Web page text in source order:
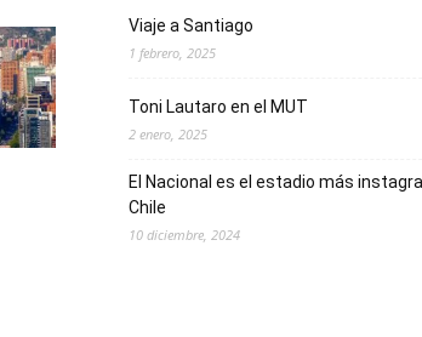
Viaje a Santiago
1 febrero, 2025
Toni Lautaro en el MUT
2 enero, 2025
El Nacional es el estadio más
Chile
10 diciembre, 2024